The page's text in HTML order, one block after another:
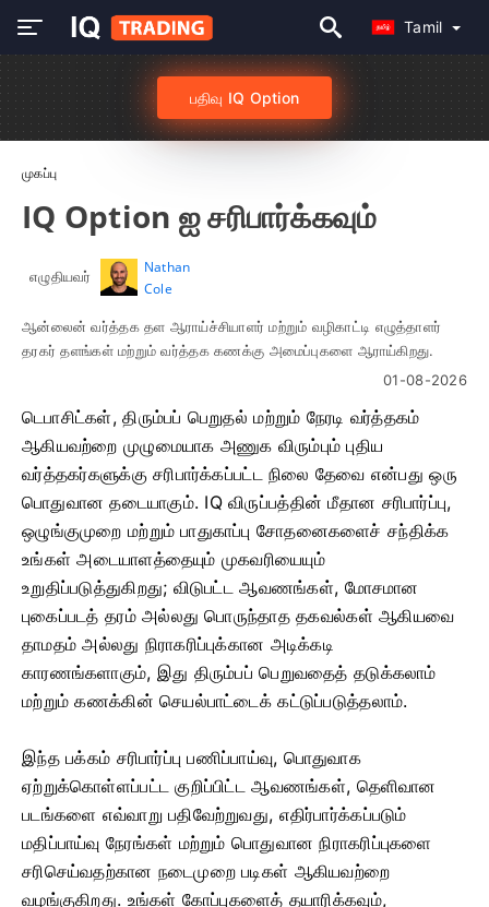
Tamil
பதிவு IQ Option
முகப்பு
IQ Option ஐ சரிபார்க்கவும்
எழுதியவர்
Nathan
Cole
ஆன்லைன் வர்த்தக தள ஆராய்ச்சியாளர் மற்றும் வழிகாட்டி எழுத்தாளர்
தரகர் தளங்கள் மற்றும் வர்த்தக கணக்கு அமைப்புகளை ஆராய்கிறது.
01-08-2026
டெபாசிட்கள், திரும்பப் பெறுதல் மற்றும் நேரடி வர்த்தகம்
ஆகியவற்றை முழுமையாக அணுக விரும்பும் புதிய
வர்த்தகர்களுக்கு சரிபார்க்கப்பட்ட நிலை தேவை என்பது ஒரு
பொதுவான தடையாகும். IQ விருப்பத்தின் மீதான சரிபார்ப்பு,
ஒழுங்குமுறை மற்றும் பாதுகாப்பு சோதனைகளைச் சந்திக்க
உங்கள் அடையாளத்தையும் முகவரியையும்
உறுதிப்படுத்துகிறது; விடுபட்ட ஆவணங்கள், மோசமான
புகைப்படத் தரம் அல்லது பொருந்தாத தகவல்கள் ஆகியவை
தாமதம் அல்லது நிராகரிப்புக்கான அடிக்கடி
காரணங்களாகும், இது திரும்பப் பெறுவதைத் தடுக்கலாம்
மற்றும் கணக்கின் செயல்பாட்டைக் கட்டுப்படுத்தலாம்.
இந்த பக்கம் சரிபார்ப்பு பணிப்பாய்வு, பொதுவாக
ஏற்றுக்கொள்ளப்பட்ட குறிப்பிட்ட ஆவணங்கள், தெளிவான
படங்களை எவ்வாறு பதிவேற்றுவது, எதிர்பார்க்கப்படும்
மதிப்பாய்வு நேரங்கள் மற்றும் பொதுவான நிராகரிப்புகளை
சரிசெய்வதற்கான நடைமுறை படிகள் ஆகியவற்றை
வழங்குகிறது. உங்கள் கோப்புகளைத் தயாரிக்கவும்,